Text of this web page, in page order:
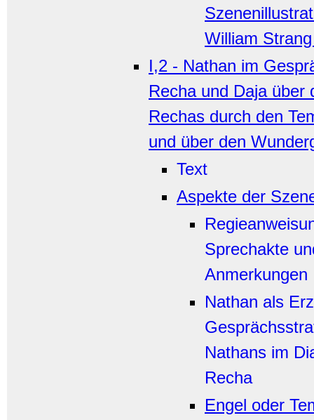
William
I,2 - Nathan im
Recha und Daja über
Rechas durch den
und über den
Text
Aspekte der
Sprechakte
Anmerkungen
Nathan als
Nathans im
Recha
Engel oder